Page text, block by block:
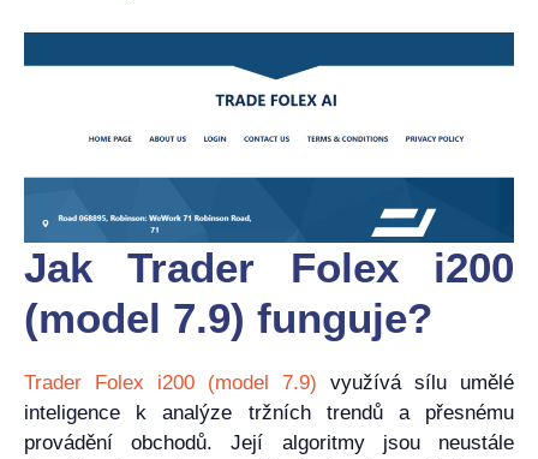
Jak Trader Folex i200
(model 7.9) funguje?
Trader Folex i200 (model 7.9) využívá sílu umělé
inteligence k analýze tržních trendů a přesnému
provádění obchodů. Její algoritmy jsou neustále